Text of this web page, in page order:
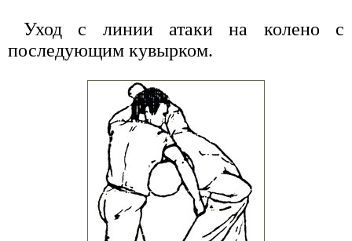
Уход с линии атаки на колено с
последующим кувырком.